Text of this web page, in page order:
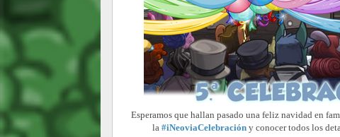
Esperamos que hallan pasado una feliz navidad en
la #iNeoviaCelebracióny conocer todos los